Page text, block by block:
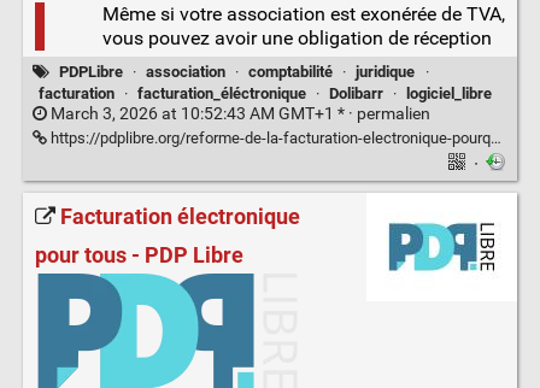
Même si votre association est exonérée de TVA,
vous pouvez avoir une obligation de réception
PDPLibre · association · comptabilité · juridique
·
facturation
· facturation_éléctronique · Dolibarr · logiciel_libre
March 3, 2026 at 10:52:43 AM GMT+1 * · permalien
https://pdplibre.org/reforme-de-la-facturation-electronique-pourquoi-les-associations-sont-elles-en-premiere-ligne-%f0%9f%a4%a8/
·
Facturation électronique
pour tous - PDP Libre